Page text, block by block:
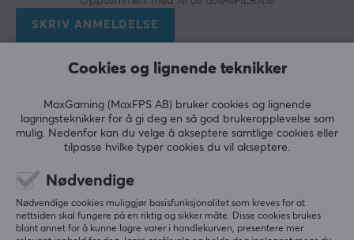
SKRIV ANMELDELSE
Alle anmeldelser
Minh Duc N
Verifisert kjøper
Tired Specialist
Glatt, rask musematte, det eneste jeg ikke liker er
at det ikke er noen søm og bunnen er ikke veldig
klebrig
Cookies og lignende teknikker
MaxGaming (MaxFPS AB) bruker cookies og lignende
lagringsteknikker for å gi deg en så god brukeropplevelse som
mulig. Nedenfor kan du velge å akseptere samtlige cookies eller
tilpasse hvilke typer cookies du vil akseptere.
Nødvendige
Nødvendige cookies muliggjør basisfunksjonalitet som kreves for at
nettsiden skal fungere på en riktig og sikker måte. Disse cookies brukes
blant annet for å kunne lagre varer i handlekurven, presentere mer